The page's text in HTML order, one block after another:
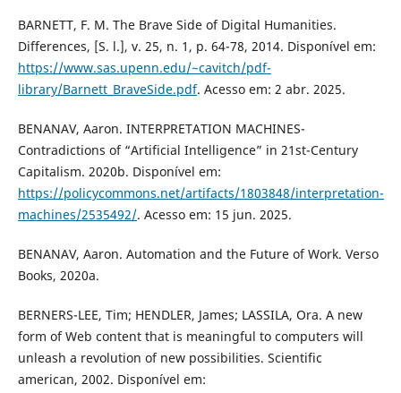
BARNETT, F. M. The Brave Side of Digital Humanities.
Differences, [S. l.], v. 25, n. 1, p. 64-78, 2014. Disponível em:
https://www.sas.upenn.edu/~cavitch/pdf-
library/Barnett_BraveSide.pdf. Acesso em: 2 abr. 2025.
BENANAV, Aaron. INTERPRETATION MACHINES-
Contradictions of “Artificial Intelligence” in 21st-Century
Capitalism. 2020b. Disponível em:
https://policycommons.net/artifacts/1803848/interpretation-
machines/2535492/. Acesso em: 15 jun. 2025.
BENANAV, Aaron. Automation and the Future of Work. Verso
Books, 2020a.
BERNERS-LEE, Tim; HENDLER, James; LASSILA, Ora. A new
form of Web content that is meaningful to computers will
unleash a revolution of new possibilities. Scientific
american, 2002. Disponível em: